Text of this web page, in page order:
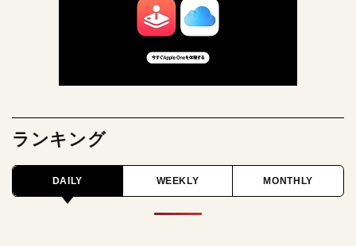
ランキング
DAILY WEEKLY MONTHLY